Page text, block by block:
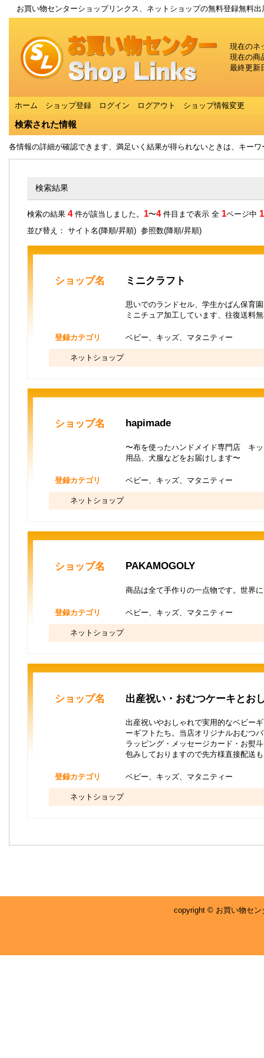
お買い物センターショップリンクス、ネットショップの無料登録無料
現在のネ
現在の商
最終更新
ホーム ショップ登録 ログイン ログアウト ショップ情報変更
検索された情報
各情報の詳細が確認できます、満足いく結果が得られないときは、キー
検索結果
検索の結果 4件が該当しました。 1〜4件目まで表示 全 1ページ中 1
並び替え： サイト名(降順/昇順) 参照数(降順/昇順)
ショップ名 ミニクラフト
思いでのランドセル、学生かばん保育
ミニチュア加工しています、往復送料
登録カテゴリ ベビー、キッズ、マタニティー
ネットショップ
ショップ名 hapimade
〜布を使ったハンドメイド専門店 キ
用品、犬服などをお届けします〜
登録カテゴリ ベビー、キッズ、マタニティー
ネットショップ
ショップ名 PAKAMOGOLY
商品は全て手作りの一点物です。世界
登録カテゴリ ベビー、キッズ、マタニティー
ネットショップ
ショップ名 出産祝い・おむつケーキとお
出産祝いやおしゃれで実用的なベビー
ーギフトたち。当店オリジナルおむつ
ラッピング・メッセージカード・お熨
包みしておりますので先方様直接配送
登録カテゴリ ベビー、キッズ、マタニティー
ネットショップ
copyright © お買い物セン